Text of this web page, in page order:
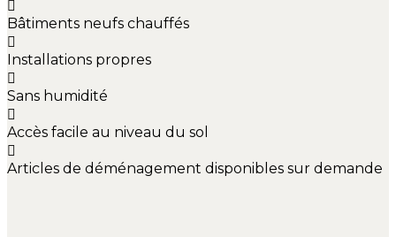
Bâtiments neufs chauffés
Installations propres
Sans humidité
Accès facile au niveau du sol
Articles de déménagement disponibles sur demande